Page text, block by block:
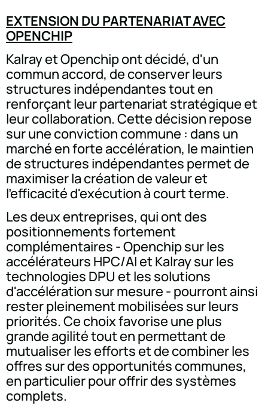
EXTENSION DU PARTENARIAT AVEC
OPENCHIP
Kalray et Openchip ont décidé, d'un
commun accord, de conserver leurs
structures indépendantes tout en
renforçant leur partenariat stratégique et
leur collaboration. Cette décision repose
sur une conviction commune : dans un
marché en forte accélération, le maintien
de structures indépendantes permet de
maximiser la création de valeur et
l'efficacité d'exécution à court terme.
Les deux entreprises, qui ont des
positionnements fortement
complémentaires - Openchip sur les
accélérateurs HPC/AI et Kalray sur les
technologies DPU et les solutions
d'accélération sur mesure - pourront ainsi
rester pleinement mobilisées sur leurs
priorités. Ce choix favorise une plus
grande agilité tout en permettant de
mutualiser les efforts et de combiner les
offres sur des opportunités communes,
en particulier pour offrir des systèmes
complets.